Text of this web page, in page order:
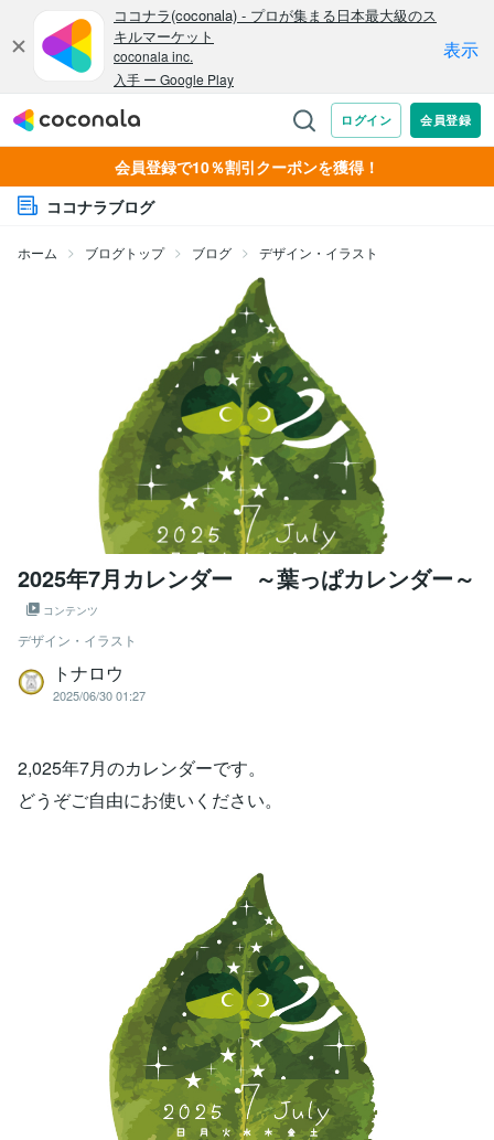
会員登録で10％割引クーポンを獲得！
ココナラブログ
ホーム ブログトップ ブログ デザイン・イラスト
2025年7月カレンダー ～葉っぱカレンダー～
コンテンツ
デザイン・イラスト
トナロウ
2025/06/30 01:27
2,025年7月のカレンダーです。
どうぞご自由にお使いください。